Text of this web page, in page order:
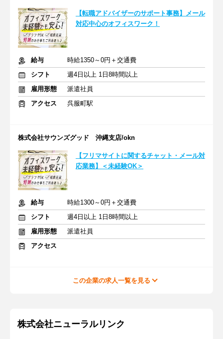
【転職アドバイザーのサポート事務】メール
対応中心のオフィスワーク！
給与
時給1350～0円＋交通費
シフト
週4日以上 1日8時間以上
雇用形態
派遣社員
アクセス
呉服町駅
株式会社サウンズグッド 沖縄支店/okn
【フリマサイトに関するチャット・メール対
応業務】＜未経験OK＞
給与
時給1300～0円＋交通費
シフト
週4日以上 1日8時間以上
雇用形態
派遣社員
アクセス
この企業の求人一覧を見る
株式会社ニューラルリンク